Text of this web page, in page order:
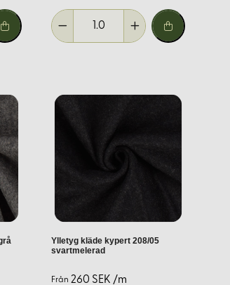
Ylletyg kläde kypert 208/05
svartmelerad
Från 260 SEK /m